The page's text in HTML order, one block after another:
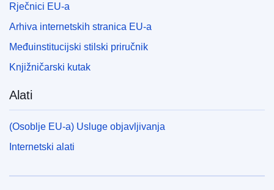
Rječnici EU-a
Arhiva internetskih stranica EU-a
Međuinstitucijski stilski priručnik
Knjižničarski kutak
Alati
(Osoblje EU-a) Usluge objavljivanja
Internetski alati